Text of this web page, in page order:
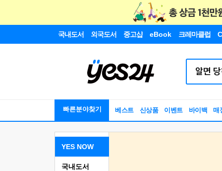
국내도서 외국도서 중고샵 eBook 크레마클럽
빠른분야찾기 베스트 신상품 이벤트 바이백 매
YES NOW
국내도서